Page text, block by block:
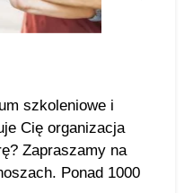
szkoleniowe i
Cię organizacja
Zapraszamy na
Ponad 1000